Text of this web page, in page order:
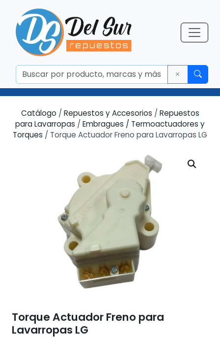
Catálogo / Repuestos y Accesorios / Repuestos
para Lavarropas / Embragues / Termoactuadores y
Torques / Torque Actuador Freno para Lavarropas LG
Torque Actuador Freno para
Lavarropas LG